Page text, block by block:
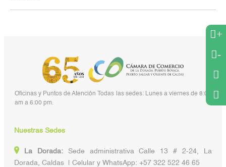
+
-
Oficinas y Puntos de Atención Todas las sedes: Lunes a viernes de 8:00
am a 6:00 pm.
Nuestras Sedes
La Dorada:Sede administrativa Calle 13 # 2-24, La
Dorada, Caldas | Celular y WhatsApp: +57 322 522 46 65